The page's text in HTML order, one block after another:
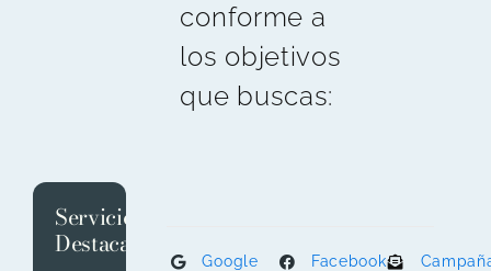
conforme a
los objetivos
que buscas:
Servicios
Destacados
Google
Facebook